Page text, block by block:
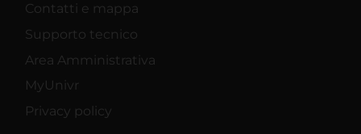
Contatti e mappa
Supporto tecnico
Area Amministrativa
MyUnivr
Privacy policy